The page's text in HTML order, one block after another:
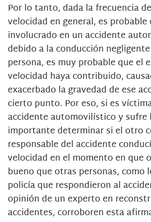
Por lo tanto, dada la frecuencia
velocidad en general, es probable
involucrado en un accidente
debido a la conducción
persona, es muy probable que el
velocidad haya contribuido,
exacerbado la gravedad de ese
cierto punto. Por eso, si es
accidente automovilístico y sufre
importante determinar si el otro
responsable del accidente
velocidad en el momento en que
bueno que otras personas, como
policía que respondieron al
opinión de un experto en
accidentes, corroboren esta